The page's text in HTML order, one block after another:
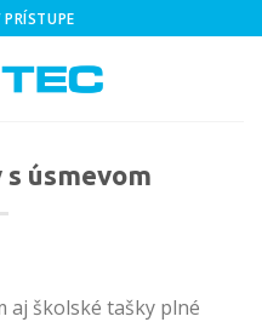
úsmevom
aj školské tašky plné